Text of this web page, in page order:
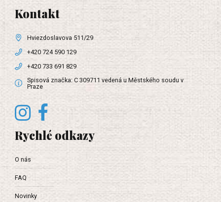
Kontakt
Hviezdoslavova 511/29
+420 724 590 129
+420 733 691 829
Spisová značka: C 309711 vedená u Městského soudu v
Praze
Rychlé odkazy
O nás
FAQ
Novinky